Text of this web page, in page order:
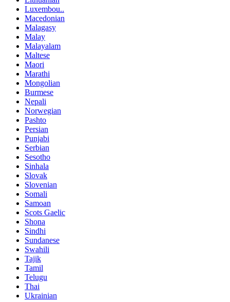
Luxembou..
Macedonian
Malagasy
Malay
Malayalam
Maltese
Maori
Marathi
Mongolian
Burmese
Nepali
Norwegian
Pashto
Persian
Punjabi
Serbian
Sesotho
Sinhala
Slovak
Slovenian
Somali
Samoan
Scots Gaelic
Shona
Sindhi
Sundanese
Swahili
Tajik
Tamil
Telugu
Thai
Ukrainian